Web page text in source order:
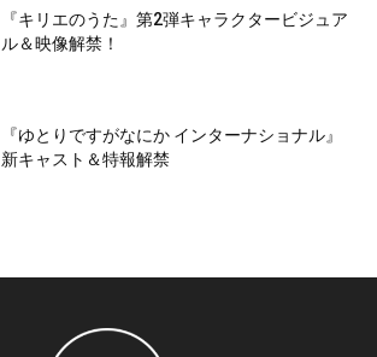
『キリエのうた』第2弾キャラクタービジュア
ル＆映像解禁！
『ゆとりですがなにか インターナショナル』
新キャスト＆特報解禁